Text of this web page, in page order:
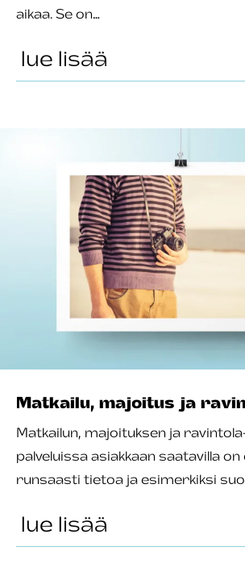
aikaa. Se on…
lue lisää
Matkailu, majoitus ja
Matkailun, majoituksen ja
palveluissa asiakkaan saatavilla
runsaasti tietoa ja esimerkiksi
lue lisää